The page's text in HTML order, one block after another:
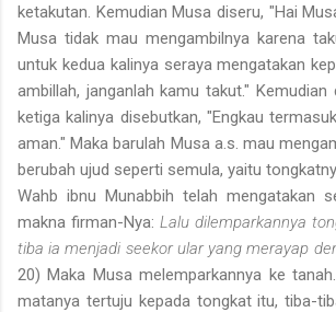
ketakutan. Kemudian Musa diseru, "Hai
Musa tidak mau mengambilnya karena
untuk kedua kalinya seraya mengatakan
ambillah, janganlah kamu takut." Kemudian
ketiga kalinya disebutkan, "Engkau
aman." Maka barulah Musa a.s. mau
berubah ujud seperti semula, yaitu
Wahb ibnu Munabbih telah mengatakan
makna firman-Nya: Lalu dilemparkannya
tiba ia menjadi seekor ular yang merayap
20) Maka Musa melemparkannya ke
matanya tertuju kepada tongkat itu, tiba-